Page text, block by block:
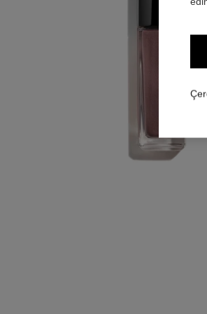
LAQUE - Varsayılan görünüm
LAQUE - Alternatif görünüm 1
LAQUE - Temel doku görünümü